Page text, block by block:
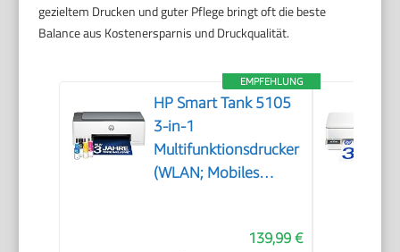
gezieltem Drucken und guter Pflege bringt oft die beste
Balance aus Kostenersparnis und Druckqualität.
EMPFEHLUNG
HP Smart Tank 5105
3-in-1
Multifunktionsdrucker
(WLAN; Mobiles
Jahre Garantie,139,99 €